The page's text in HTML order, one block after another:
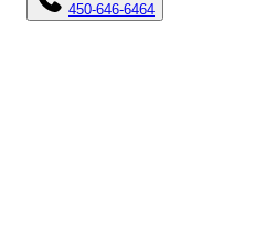
450-646-6464